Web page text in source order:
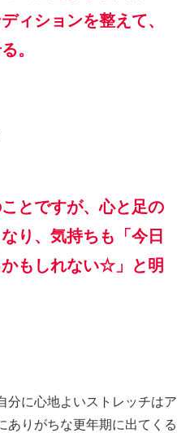
ィションを整えて、
。
とですが、心と足の
り、気持ちも「今日
もしれない☆」と明
分に心地よいストレッチはア
ありがちな更年期に出てくる